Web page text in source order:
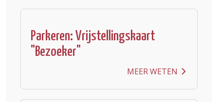
eLoket
Leven in Oudergem
In 1 klik
Parkeren: Vrijstellingskaart
"Bezoeker"
MEER WETEN